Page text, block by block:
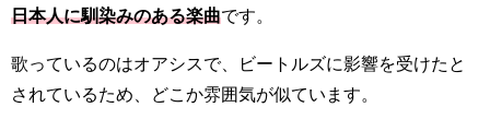
日本人に馴染みのある楽曲です。
歌っているのはオアシスで、ビートルズに影響を受けたと
されているため、どこか雰囲気が似ています。